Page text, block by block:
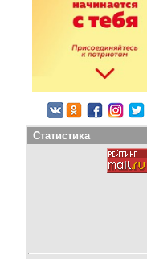
Статистика